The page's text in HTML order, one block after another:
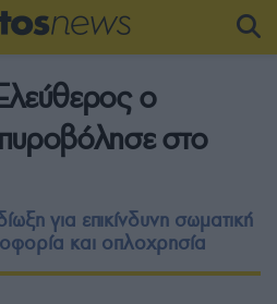
ο
στο
για επικίνδυνη σωματική
και οπλοχρησία